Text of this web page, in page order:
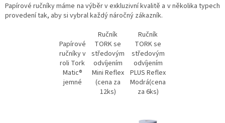
Papírové ručníky máme na výběr v exkluzivní kvalitě a v několika typech
provedení tak, aby si vybral každý náročný zákazník.
Papírové
ručníky v
roli Tork
Matic®
jemné
Ručník
TORK se
středovým
odvíjením
Mini Reflex
(cena za
12ks)
Ručník
TORK se
středovým
odvíjením
PLUS Reflex
Modrá(cena
za 6ks)